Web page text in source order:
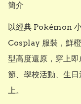
簡介
以經典 Pokémon
Cosplay 服裝，鮮
型高度還原，穿上
節、學校活動、生
上。